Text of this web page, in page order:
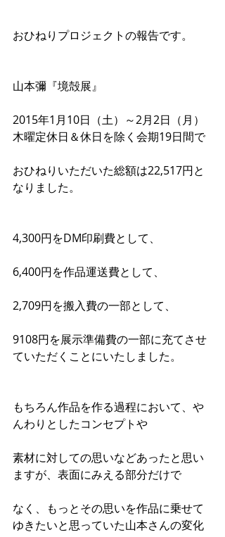
おひねりプロジェクトの報告です。
山本彌『境殻展』
2015年1月10日（土）～2月2日（月）
木曜定休日＆休日を除く会期19日間で
おひねりいただいた総額は22,517円と
なりました。
4,300円をDM印刷費として、
6,400円を作品運送費として、
2,709円を搬入費の一部として、
9108円を展示準備費の一部に充てさせ
ていただくことにいたしました。
もちろん作品を作る過程において、や
んわりとしたコンセプトや
素材に対しての思いなどあったと思い
ますが、表面にみえる部分だけで
なく、もっとその思いを作品に乗せて
ゆきたいと思っていた山本さんの変化